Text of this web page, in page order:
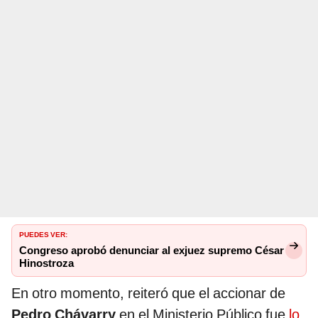
PUEDES VER:
Congreso aprobó denunciar al exjuez supremo César
Hinostroza
En otro momento, reiteró que el accionar de